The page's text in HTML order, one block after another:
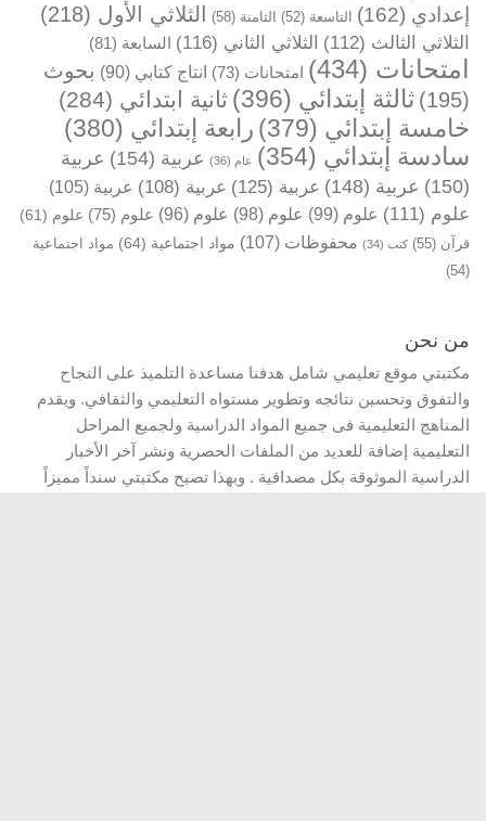
إعدادي (162) التاسعة (52) الثامنة (58) الثلاثي الأول (218)
الثلاثي الثالث (112) الثلاثي الثاني (116) السابعة (81)
امتحانات (434) امتحانات (73) انتاج كتابي (90)
بحوث
(195)
ثالثة إبتدائي (396) ثانية ابتدائي (284)
خامسة إبتدائي (379) رابعة إبتدائي (380)
سادسة إبتدائي (354) عام (36) عربية (154)
عربية
(150)
عربية (148) عربية (125) عربية (108) عربية (105)
علوم (111) علوم (99) علوم (98) علوم (96) علوم (75) علوم (61)
قرآن (55) كتب (34) محفوظات (107) مواد اجتماعية (64)
مواد اجتماعية
(54)
من نحن
مكتبتي موقع تعليمي شامل هدفنا مساعدة التلميذ على النجاح
والتفوق وتحسين نتائجه وتطوير مستواه التعليمي والثقافي. ويقدم
المناهج التعليمية فى جميع المواد الدراسية ولجميع المراحل
التعليمية إضافة للعديد من الملفات الحصرية ونشر آخر الأخبار
الدراسية الموثوقة بكل مصداقية . وبهذا تصبح مكتبتي سنداً مميزاً